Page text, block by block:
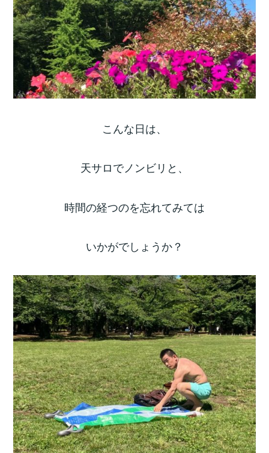
こんな日は、
天サロでノンビリと、
時間の経つのを忘れてみては
いかがでしょうか？